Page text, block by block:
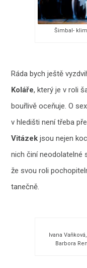
Šimbal-
Ráda bych ještě
Koláře, který je v roli
bouřlivě oceňuje. O
v hledišti není třeba
Vitázek jsou nejen
nich činí neodolatelné
že svou roli
tanečně.
Ivana
Barbora